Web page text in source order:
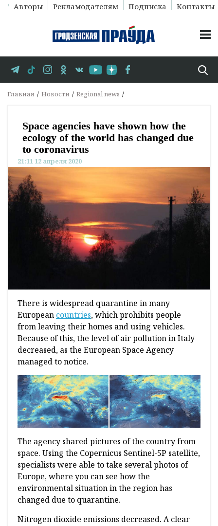
Авторы Рекламодателям Подписка Контакты
Главная Новости Regional news
Space agencies have shown how the
ecology of the world has changed due
to coronavirus
21:11 12 апреля 2020
There is widespread quarantine in many
European countries, which prohibits people
from leaving their homes and using vehicles.
Because of this, the level of air pollution in Italy
decreased, as the European Space Agency
managed to notice.
The agency shared pictures of the country from
space. Using the Copernicus Sentinel-5P satellite,
specialists were able to take several photos of
Europe, where you can see how the
environmental situation in the region has
changed due to quarantine.
Nitrogen dioxide emissions decreased. A clear